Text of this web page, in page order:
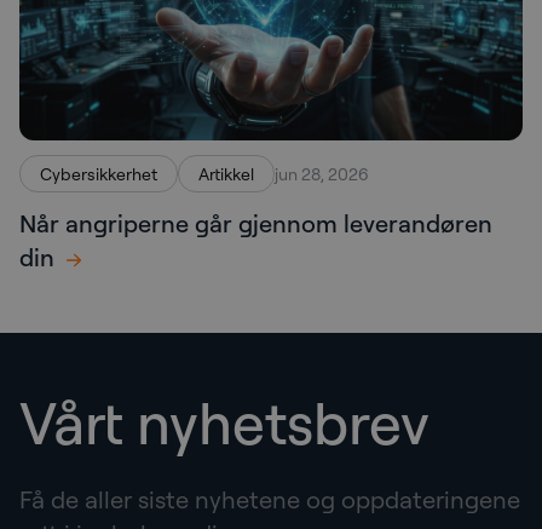
Cybersikkerhet Artikkel jun 28, 2026
Når angriperne går gjennom leverandøren
din
Vårt nyhetsbrev
Få de aller siste nyhetene og oppdateringene